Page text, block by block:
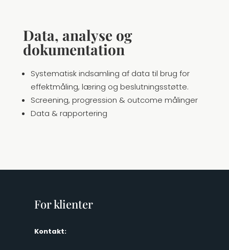
Data, analyse og
dokumentation
Systematisk indsamling af data til brug for
effektmåling, læring og beslutningsstøtte.
Screening, progression & outcome målinger
Data & rapportering
For klienter
Kontakt: